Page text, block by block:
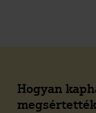
Hogyan